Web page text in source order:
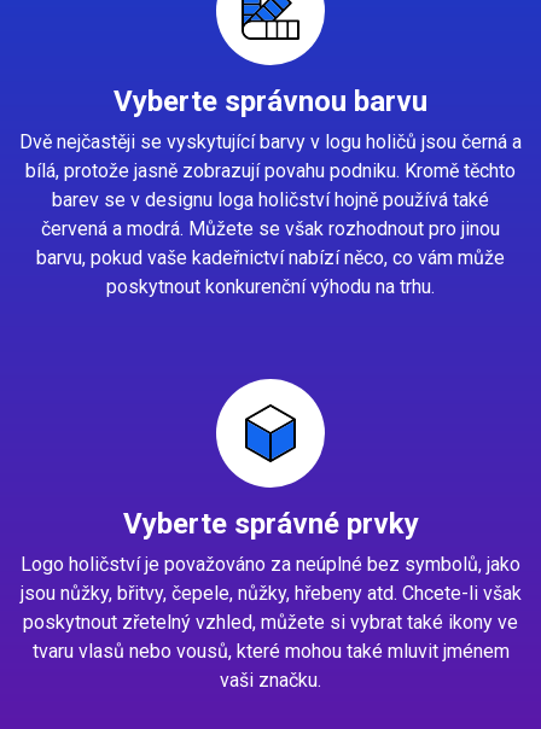
Vyberte správnou barvu
Dvě nejčastěji se vyskytující barvy v logu holičů jsou černá a
bílá, protože jasně zobrazují povahu podniku. Kromě těchto
barev se v designu loga holičství hojně používá také
červená a modrá. Můžete se však rozhodnout pro jinou
barvu, pokud vaše kadeřnictví nabízí něco, co vám může
poskytnout konkurenční výhodu na trhu.
Vyberte správné prvky
Logo holičství je považováno za neúplné bez symbolů, jako
jsou nůžky, břitvy, čepele, nůžky, hřebeny atd. Chcete-li však
poskytnout zřetelný vzhled, můžete si vybrat také ikony ve
tvaru vlasů nebo vousů, které mohou také mluvit jménem
vaši značku.